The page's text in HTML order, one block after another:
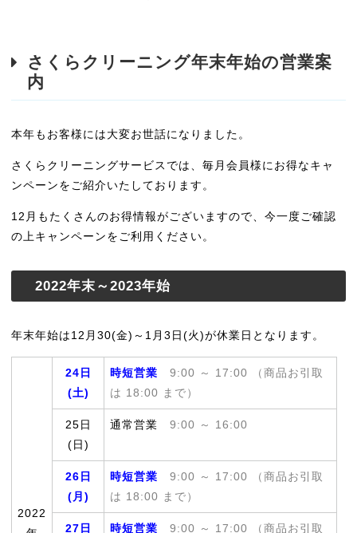
さくらクリーニング年末年始の営業案
内
本年もお客様には大変お世話になりました。
さくらクリーニングサービスでは、毎月会員様にお得なキャ
ンペーンをご紹介いたしております。
12月もたくさんのお得情報がございますので、今一度ご確認
の上キャンペーンをご利用ください。
2022年末～2023年始
年末年始は12月30(金)～1月3日(火)が休業日となります。
2022
24日
(土)
時短営業
9:00 ～ 17:00 （商品お引取
は 18:00 まで）
25日
(日)
通常営業9:00 ～ 16:00
26日
(月)
時短営業
9:00 ～ 17:00 （商品お引取
は 18:00 まで）
27日
時短営業
9:00 ～ 17:00 （商品お引取